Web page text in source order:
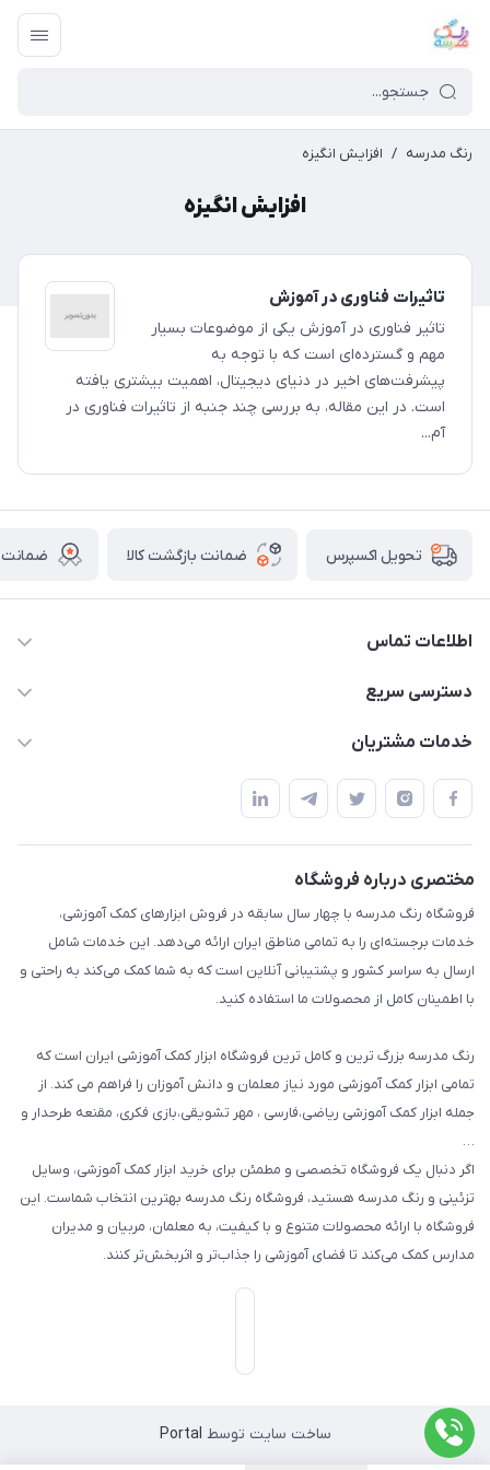
رنگ مدرسه / افزایش انگیزه
افزایش انگیزه
تاثیرات فناوری در آموزش
تاثیر فناوری در آموزش یکی از موضوعات بسیار
مهم و گسترده‌ای است که با توجه به
پیشرفت‌های اخیر در دنیای دیجیتال، اهمیت بیشتری یافته
است. در این مقاله، به بررسی چند جنبه از تاثیرات فناوری در
آم...
تحویل اکسپرس ضمانت بازگشت کالا ضمانت
اطلاعات تماس
02136781755
دسترسی سریع
پلنر و دفتر
استایل معلم و دانش آموز
بازی و نمایش
تزئین کلاس
طرح های تشویقی
گیفت ها و جوایز
سایر محصولات
خدمات مشتریان
قوانین و مقررات
حریم خصوصی
مختصری درباره فروشگاه
فروشگاه رنگ مدرسه با چهار سال سابقه در فروش ابزارهای کمک آموزشی،
خدمات برجسته‌ای را به تمامی مناطق ایران ارائه می‌دهد. این خدمات شامل
ارسال به سراسر کشور و پشتیبانی آنلاین است که به شما کمک می‌کند به راحتی و
با اطمینان کامل از محصولات ما استفاده کنید.
رنگ مدرسه بزرگ ترین و کامل ترین فروشگاه ابزار کمک آموزشی ایران است که
تمامی ابزار کمک آموزشی مورد نیاز معلمان و دانش آموزان را فراهم می کند. از
جمله ابزار کمک آموزشی ریاضی،فارسی ، مهر تشویقی،بازی فکری، مقنعه طرحدار و
…
اگر دنبال یک فروشگاه تخصصی و مطمئن برای خرید ابزار کمک آموزشی، وسایل
تزئینی و رنگ مدرسه هستید، فروشگاه رنگ مدرسه بهترین انتخاب شماست. این
فروشگاه با ارائه محصولات متنوع و با کیفیت، به معلمان، مربیان و مدیران
مدارس کمک می‌کند تا فضای آموزشی را جذاب‌تر و اثربخش‌تر کنند.
ساخت سایت توسط Portal